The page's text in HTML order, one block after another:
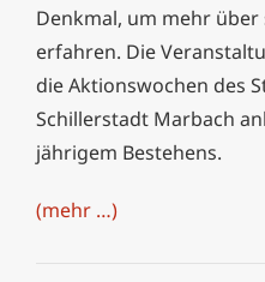
Denkmal, um mehr
erfahren. Die
die Aktionswochen des
Schillerstadt Marbach
jährigem Bestehens.
(mehr …)